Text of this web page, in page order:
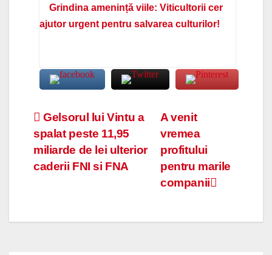
Grindina amenință viile: Viticultorii cer
ajutor urgent pentru salvarea culturilor!
Navigare
în
articole
A venit
vremea
profitului
pentru marile
companii
Gelsorul lui Vintu a
spalat peste 11,95
miliarde de lei ulterior
caderii FNI si FNA